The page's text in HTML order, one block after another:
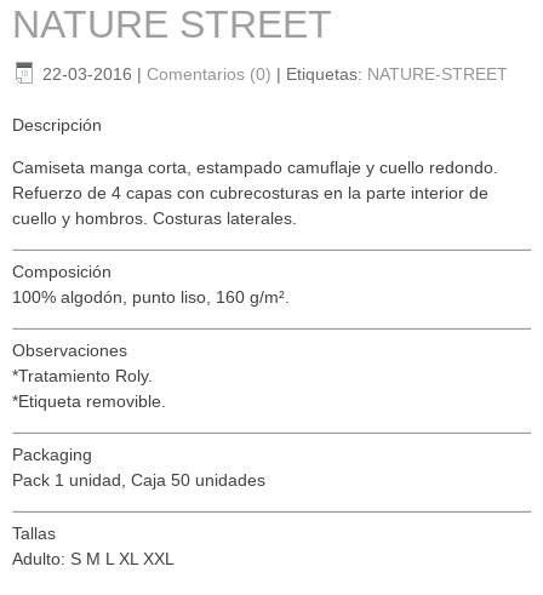
NATURE STREET
22-03-2016 | Comentarios (0) | Etiquetas: NATURE-STREET
Descripción
Camiseta manga corta, estampado camuflaje y cuello redondo.
Refuerzo de 4 capas con cubrecosturas en la parte interior de
cuello y hombros. Costuras laterales.
Composición
100% algodón, punto liso, 160 g/m².
Observaciones
*Tratamiento Roly.
*Etiqueta removible.
Packaging
Pack 1 unidad, Caja 50 unidades
Tallas
Adulto: S M L XL XXL